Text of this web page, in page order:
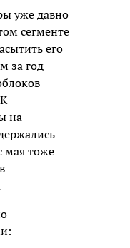
уже давно
сегменте
его
за год
на
мая тоже